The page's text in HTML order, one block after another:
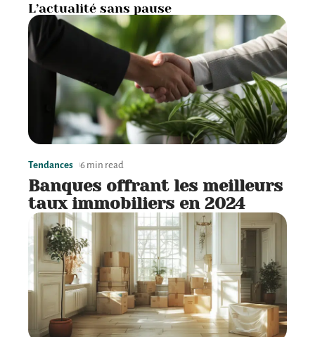
L’actualité sans pause
Tendances 6 min read
Banques offrant les meilleurs
taux immobiliers en 2024